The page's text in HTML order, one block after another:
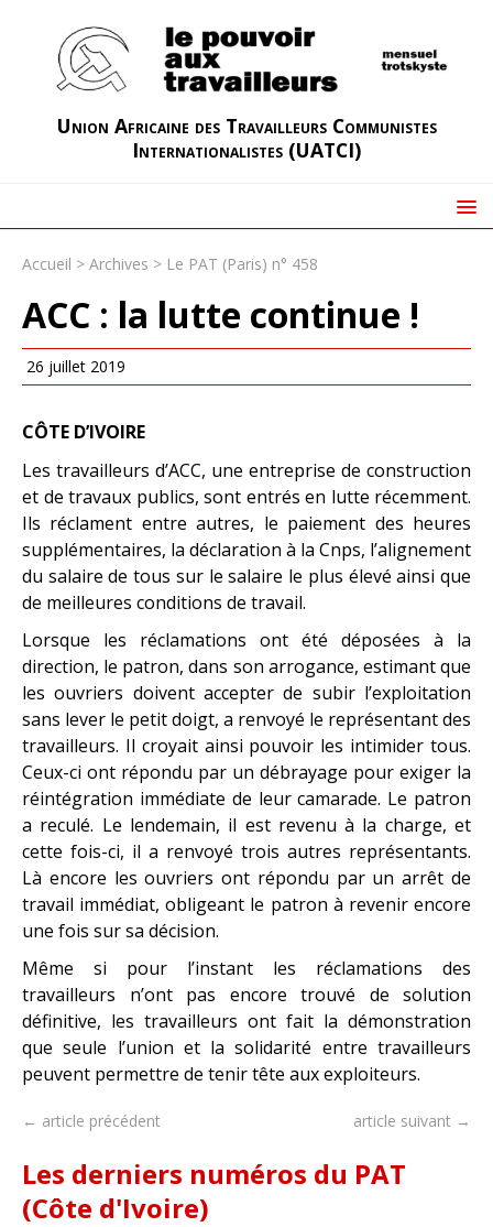
Union Africaine des Travailleurs Communistes
Internationalistes (UATCI)
Accueil > Archives > Le PAT (Paris) n° 458
ACC : la lutte continue !
26 juillet 2019
CÔTE D’IVOIRE
Les travailleurs d’ACC, une entreprise de construction
et de travaux publics, sont entrés en lutte récemment.
Ils réclament entre autres, le paiement des heures
supplémentaires, la déclaration à la Cnps, l’alignement
du salaire de tous sur le salaire le plus élevé ainsi que
de meilleures conditions de travail.
Lorsque les réclamations ont été déposées à la
direction, le patron, dans son arrogance, estimant que
les ouvriers doivent accepter de subir l’exploitation
sans lever le petit doigt, a renvoyé le représentant des
travailleurs. Il croyait ainsi pouvoir les intimider tous.
Ceux-ci ont répondu par un débrayage pour exiger la
réintégration immédiate de leur camarade. Le patron
a reculé. Le lendemain, il est revenu à la charge, et
cette fois-ci, il a renvoyé trois autres représentants.
Là encore les ouvriers ont répondu par un arrêt de
travail immédiat, obligeant le patron à revenir encore
une fois sur sa décision.
Même si pour l’instant les réclamations des
travailleurs n’ont pas encore trouvé de solution
définitive, les travailleurs ont fait la démonstration
que seule l’union et la solidarité entre travailleurs
peuvent permettre de tenir tête aux exploiteurs.
← article précédent article suivant →
Les derniers numéros du PAT
(Côte d'Ivoire)